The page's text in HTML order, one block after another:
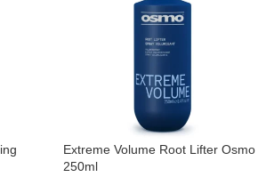
Extreme Volume Root Lifter Osmo
250ml